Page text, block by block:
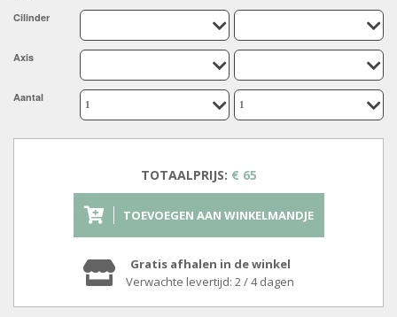
Cilinder
Axis
Aantal
TOTAALPRIJS: € 65
TOEVOEGEN AAN WINKELMANDJE
Gratis afhalen in de winkel
Verwachte levertijd: 2 / 4 dagen